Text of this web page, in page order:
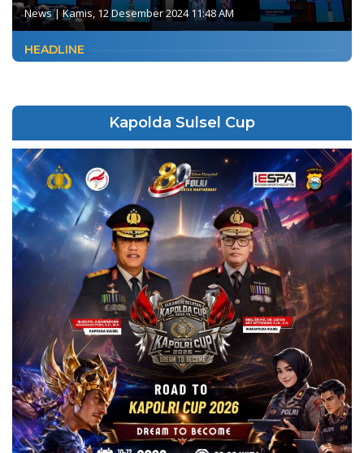
News|Kamis, 12 Desember 2024 11:48 AM
HEADLINE
Kapolda Sulsel Cup